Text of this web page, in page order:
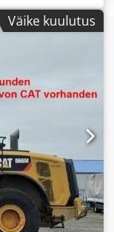
Väike kuulutus